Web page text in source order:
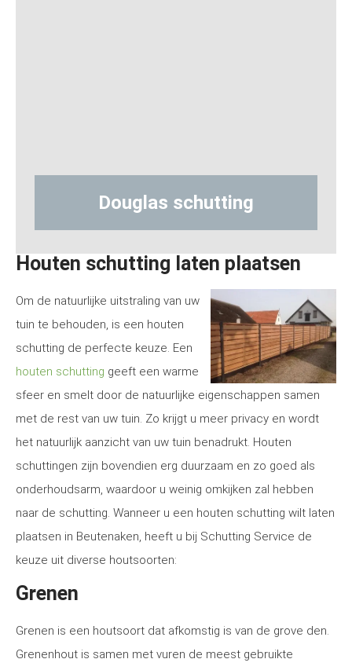
Douglas schutting
Houten schutting laten plaatsen
Om de natuurlijke uitstraling van uw
tuin te behouden, is een houten
schutting de perfecte keuze. Een
houten schutting geeft een warme
sfeer en smelt door de natuurlijke eigenschappen samen
met de rest van uw tuin. Zo krijgt u meer privacy en wordt
het natuurlijk aanzicht van uw tuin benadrukt. Houten
schuttingen zijn bovendien erg duurzaam en zo goed als
onderhoudsarm, waardoor u weinig omkijken zal hebben
naar de schutting. Wanneer u een houten schutting wilt laten
plaatsen in Beutenaken, heeft u bij Schutting Service de
keuze uit diverse houtsoorten:
Grenen
Grenen is een houtsoort dat afkomstig is van de grove den.
Grenenhout is samen met vuren de meest gebruikte